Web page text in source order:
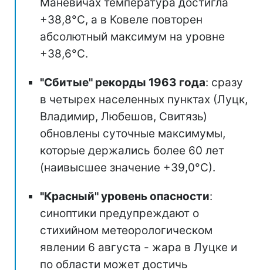
+38,8°С, а в Ковеле повторен
абсолютный максимум на уровне
+38,6°С.
"Сбитые" рекорды 1963 года: сразу
в четырех населенных пунктах (Луцк,
Владимир, Любешов, Свитязь)
обновлены суточные максимумы,
которые держались более 60 лет
(наивысшее значение +39,0°С).
"Красный" уровень опасности:
синоптики предупреждают о
стихийном метеорологическом
явлении 6 августа - жара в Луцке и
по области может достичь